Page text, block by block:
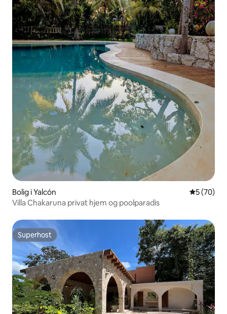
Bolig i Yalcón 5 ud af 5 i
5 (70)
Villa Chakaruna privat hjem og poolparadis
Superhost
Superhost